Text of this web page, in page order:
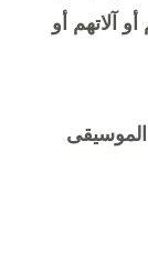
آلاتهم أو